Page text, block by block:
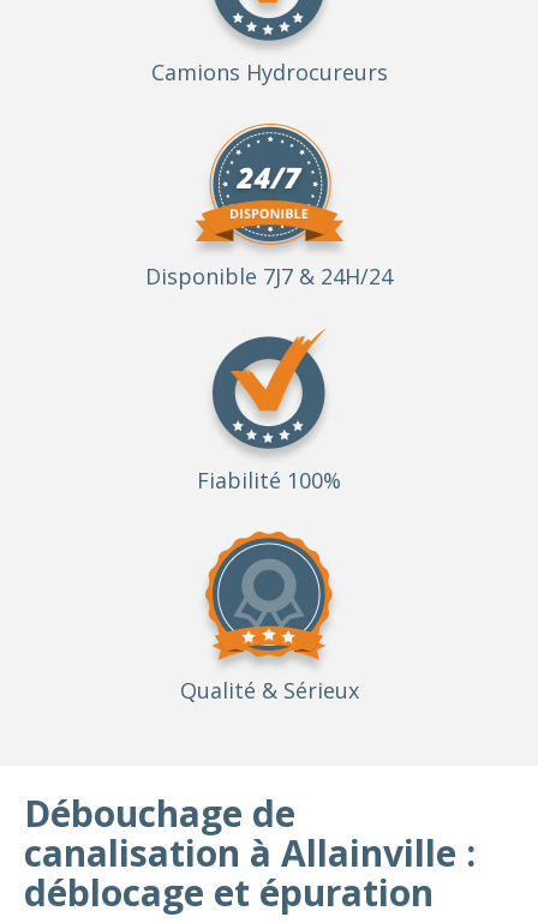
Camions Hydrocureurs
Disponible 7J7 & 24H/24
Fiabilité 100%
Qualité & Sérieux
Débouchage de
canalisation à Allainville :
déblocage et épuration